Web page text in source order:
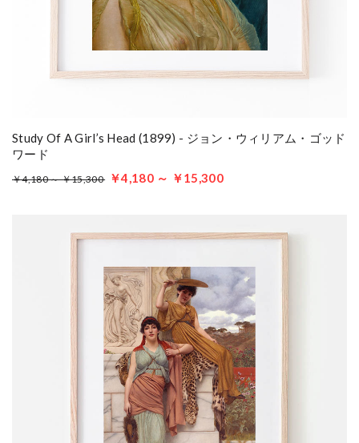
Study Of A Girl’s Head (1899) - ジョン・ウィリアム・ゴッド
ワード
￥4,180 ～ ￥15,300 ￥4,180 ～ ￥15,300